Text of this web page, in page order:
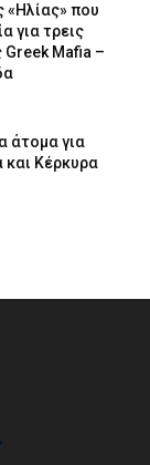
«Ηλίας» που
για τρεις
Mafia –
άτομα για
Κέρκυρα